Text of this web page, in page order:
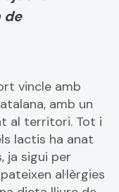
de
vincle amb
amb un
al territori. Tot i
lactis ha anat
ja sigui per
al·lèrgies